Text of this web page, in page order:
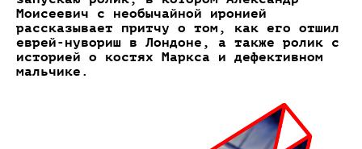
Моисеевич с необычайной иронией
рассказывает притчу о том, как его отшил
еврей-нувориш в Лондоне, а также ролик с
историей о костях Маркса и дефективном
мальчике.